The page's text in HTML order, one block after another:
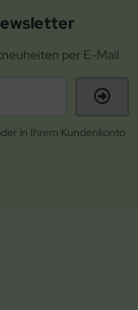
per E-Mail
in Ihrem Kundenkonto